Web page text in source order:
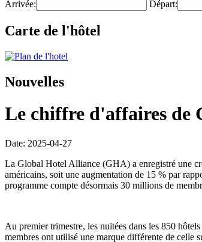
Arrivée:
Départ:
Carte de l'hôtel
Nouvelles
Le chiffre d'affaires de
Date: 2025-04-27
La Global Hotel Alliance (GHA) a enregistré une
américains, soit une augmentation de 15 % par
programme compte désormais 30 millions de
Au premier trimestre, les nuitées dans les 850
membres ont utilisé une marque différente de